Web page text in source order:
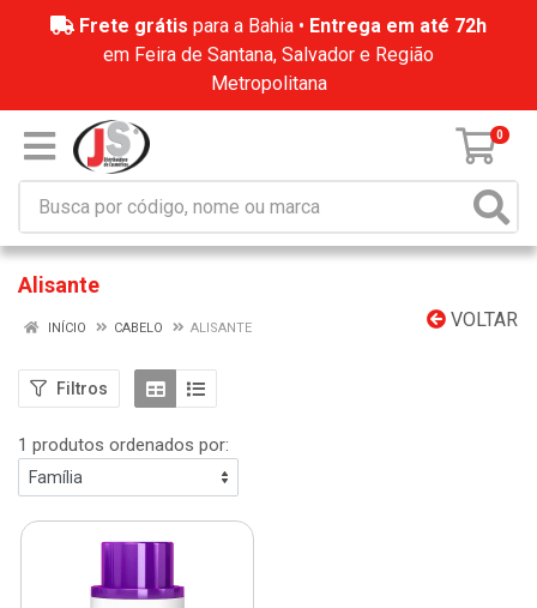
Frete grátis para a Bahia • Entrega em até 72h
em Feira de Santana, Salvador e Região
Metropolitana
0
Alisante
VOLTAR
INÍCIO CABELO ALISANTE
Filtros
1 produtos ordenados por: